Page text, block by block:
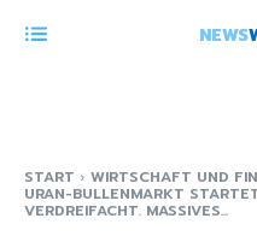
NEWS
START WIRTSCHAFT UND
URAN-BULLENMARKT
VERDREIFACHT. MASSIVES...